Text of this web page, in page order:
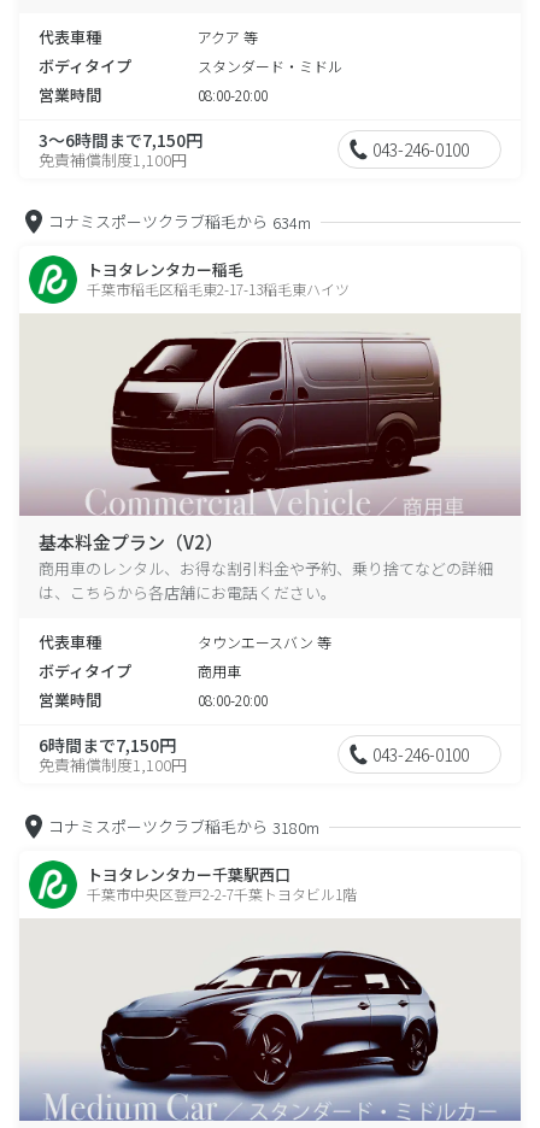
代表車種 アクア 等
ボディタイプ スタンダード・ミドル
営業時間 08:00-20:00
3～6時間まで7,150円
免責補償制度1,100円 043-246-0100
コナミスポーツクラブ稲毛から 634m
トヨタレンタカー稲毛
千葉市稲毛区稲毛東2-17-13稲毛東ハイツ
基本料金プラン（V2）
商用車のレンタル、お得な割引料金や予約、乗り捨てなどの詳細
は、こちらから各店舗にお電話ください。
代表車種 タウンエースバン 等
ボディタイプ 商用車
営業時間 08:00-20:00
6時間まで7,150円
免責補償制度1,100円 043-246-0100
コナミスポーツクラブ稲毛から 3180m
トヨタレンタカー千葉駅西口
千葉市中央区登戸2-2-7千葉トヨタビル1階